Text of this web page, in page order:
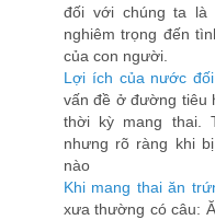
đối với chúng ta là
nghiêm trọng đến
của con người.
Lợi ích của nước
vấn đề ở đường tiêu
thời kỳ mang thai.
nhưng rõ ràng khi
nào
Khi mang thai ăn
xưa thường có câu: